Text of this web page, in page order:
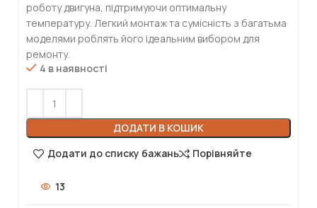
роботу двигуна, підтримуючи оптимальну
температуру. Легкий монтаж та сумісність з багатьма
моделями роблять його ідеальним вибором для
ремонту.
4 в наявності
ДОДАТИ В КОШИК
Додати до списку бажань
Порівняйте
13